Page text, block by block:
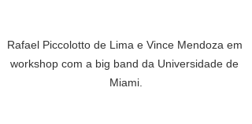
Rafael Piccolotto de Lima e Vince Mendoza em
workshop com a big band da Universidade de
Miami.